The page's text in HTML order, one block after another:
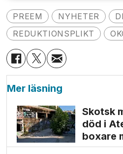
PREEM NYHETER
REDUKTIONSPLIKT
Mer läsning
Skotsk
död i
boxare